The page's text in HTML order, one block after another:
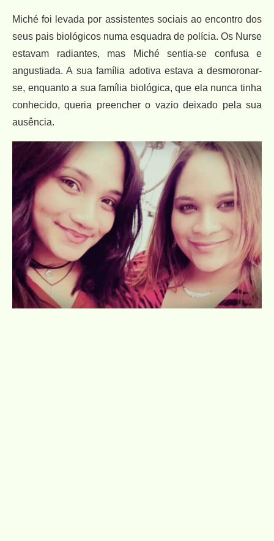
Miché foi levada por assistentes sociais ao encontro dos
seus pais biológicos numa esquadra de polícia. Os Nurse
estavam radiantes, mas Miché sentia-se confusa e
angustiada. A sua família adotiva estava a desmoronar-
se, enquanto a sua família biológica, que ela nunca tinha
conhecido, queria preencher o vazio deixado pela sua
ausência.